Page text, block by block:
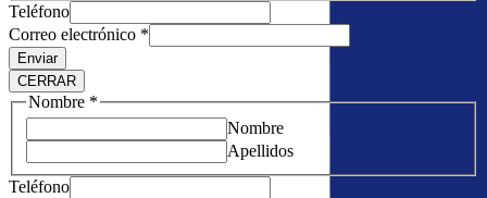
Teléfono
Correo electrónico *
Enviar
CERRAR
Nombre *
Nombre
Apellidos
Teléfono